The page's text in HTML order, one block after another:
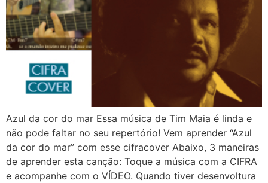
Azul da cor do mar Essa música de Tim Maia é linda e
não pode faltar no seu repertório! Vem aprender “Azul
da cor do mar” com esse cifracover Abaixo, 3 maneiras
de aprender esta canção: Toque a música com a CIFRA
e acompanhe com o VÍDEO. Quando tiver desenvoltura